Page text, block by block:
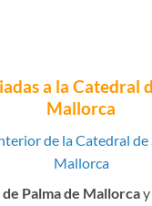
a la Catedral
Mallorca
de la Catedral
Mallorca
Palma de Mallorca